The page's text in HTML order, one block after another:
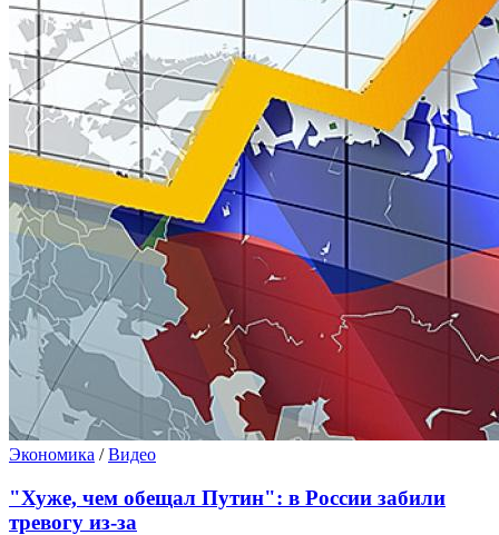
Экономика /Видео
"Хуже, чем обещал Путин": в России забили
тревогу из-за